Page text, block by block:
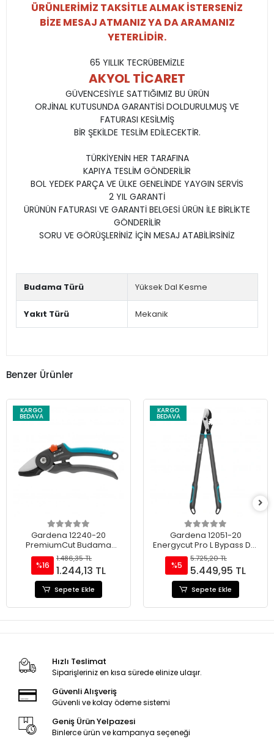
ÜRÜNLERİMİZ TAKSİTLE ALMAK İSTERSENİZ
BİZE MESAJ ATMANIZ YA DA ARAMANIZ
YETERLİDİR.
65 YILLIK TECRÜBEMİZLE
AKYOL TİCARET
GÜVENCESİYLE SATTIĞIMIZ BU ÜRÜN
ORJİNAL KUTUSUNDA GARANTİSİ DOLDURULMUŞ VE
FATURASI KESİLMİŞ
BİR ŞEKİLDE TESLİM EDİLECEKTİR.
TÜRKİYENİN HER TARAFINA
KAPIYA TESLİM GÖNDERİLİR
BOL YEDEK PARÇA VE ÜLKE GENELİNDE YAYGIN SERVİS
2 YIL GARANTİ
ÜRÜNÜN FATURASI VE GARANTİ BELGESİ ÜRÜN İLE BİRLİKTE
GÖNDERİLİR
SORU VE GÖRÜŞLERİNİZ İÇİN MESAJ ATABİLİRSİNİZ
Budama Türü Yüksek Dal Kesme
Yakıt Türü Mekanik
Benzer Ürünler
KARGO
BEDAVA
Gardena 12240-20
PremiumCut Budama
Makası 28 MM
%16
1.486,35 TL
1.244,13 TL
Sepete Ekle
KARGO
BEDAVA
Gardena 12051-20
Energycut Pro L Bypass Dal
Budama Makası 50 Mm
%5
5.725,20 TL
5.449,95 TL
Sepete Ekle
Hızlı Teslimat
Siparişleriniz en kısa sürede elinize ulaşır.
Güvenli Alışveriş
Güvenli ve kolay ödeme sistemi
Geniş Ürün Yelpazesi
Binlerce ürün ve kampanya seçeneği